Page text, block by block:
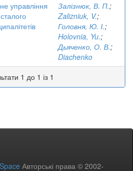
управління
Залізнюк, В. П.;
Zalizniuk, V.;
Головня, Ю. І.;
Holovnia, Yu.;
Дьяченко, О. В.;
Diachenko
1 до 1 із 1
Авторські права © 2002-